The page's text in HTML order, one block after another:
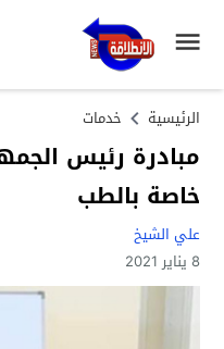
الرئيسية خدمات
مبادرة رئيس
خاصة بالطب
علي الشيخ
8 يناير 2021